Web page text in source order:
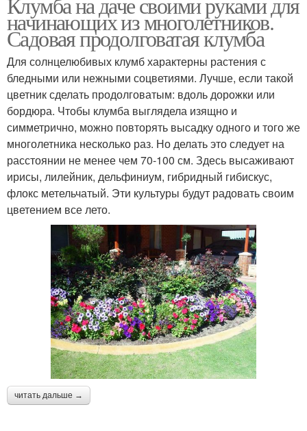
начинающих из многолетников.
Садовая продолговатая клумба
Для солнцелюбивых клумб характерны растения с
бледными или нежными соцветиями. Лучше, если такой
цветник сделать продолговатым: вдоль дорожки или
бордюра. Чтобы клумба выглядела изящно и
симметрично, можно повторять высадку одного и того же
многолетника несколько раз. Но делать это следует на
расстоянии не менее чем 70-100 см. Здесь высаживают
ирисы, лилейник, дельфиниум, гибридный гибискус,
флокс метельчатый. Эти культуры будут радовать своим
цветением все лето.
читать дальше →